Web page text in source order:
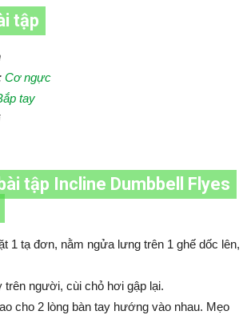
tập
Cơ ngực
tay
tập Incline Dumbbell Flyes
1 tạ đơn, nằm ngửa lưng trên 1 ghế dốc lên,
trên người, cùi chỏ hơi gập lại.
cho 2 lòng bàn tay hướng vào nhau. Mẹo